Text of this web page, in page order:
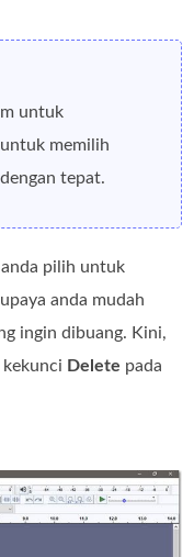
untuk
memilih
tepat.
anda pilih untuk
anda mudah
ingin dibuang. Kini,
Delete pada